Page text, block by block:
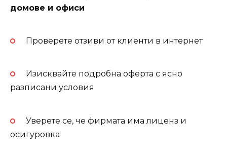
домове и офиси
Проверете отзиви от клиенти в интернет
Изисквайте подробна оферта с ясно
разписани условия
Уверете се, че фирмата има лиценз и
осигуровка